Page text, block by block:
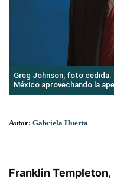
Greg Johnson, foto cedida.
México aprovechando la
Autor: Gabriela Huerta
Franklin Templeton